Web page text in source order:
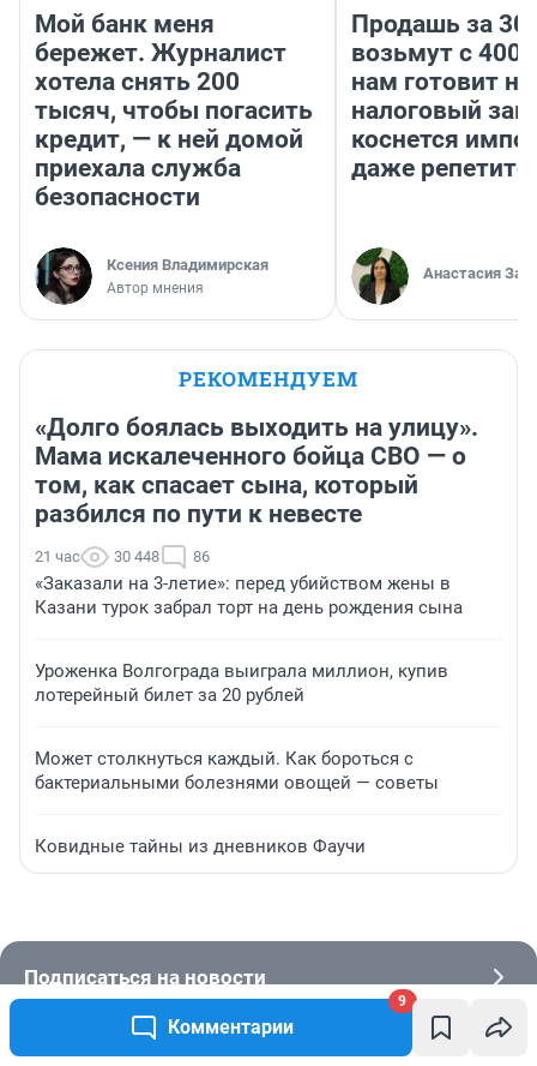
Комментарии
9
Мой банк меня
бережет. Журналист
хотела снять 200
тысяч, чтобы погасить
кредит, — к ней домой
приехала служба
безопасности
Ксения Владимирская
Автор мнения
Продашь за
возьмут с
нам готовит
налоговый
коснется
даже
Анастасия
РЕКОМЕНДУЕМ
«Долго боялась выходить на улицу».
Мама искалеченного бойца СВО — о
том, как спасает сына, который
разбился по пути к невесте
21 час 30 448 86
«Заказали на 3-летие»: перед убийством жены в
Казани турок забрал торт на день рождения сына
Уроженка Волгограда выиграла миллион, купив
лотерейный билет за 20 рублей
Может столкнуться каждый. Как бороться с
бактериальными болезнями овощей — советы
Ковидные тайны из дневников Фаучи
Подписаться на новости
Сообщить новость